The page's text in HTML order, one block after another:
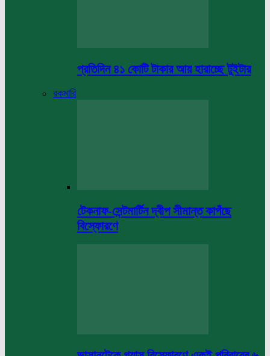
প্রতিদিন ৪১ কোটি টাকার আয় হারাচ্ছে টুইটার
রকমারি
টেকনাফ-সেন্টমার্টিন দ্বীপ সীমান্ত কাপঁছে
বিস্ফোরণে